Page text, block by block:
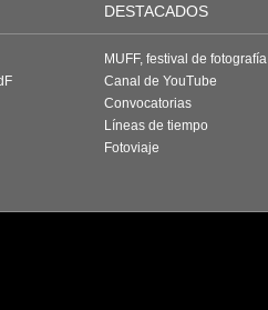
DESTACADOS
MUFF, festival de fotografía
Canal de YouTube
Convocatorias
Líneas de tiempo
Fotoviaje